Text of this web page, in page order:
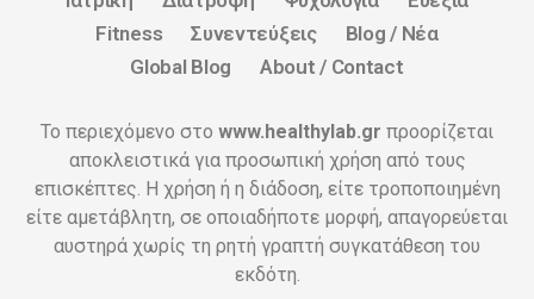
Fitness
Συνεντεύξεις
Blog / Νέα
Global Blog
About / Contact
Το περιεχόμενο στο www.healthylab.gr προορίζεται
αποκλειστικά για προσωπική χρήση από τους
επισκέπτες. Η χρήση ή η διάδοση, είτε τροποποιημένη
είτε αμετάβλητη, σε οποιαδήποτε μορφή, απαγορεύεται
αυστηρά χωρίς τη ρητή γραπτή συγκατάθεση του
εκδότη.